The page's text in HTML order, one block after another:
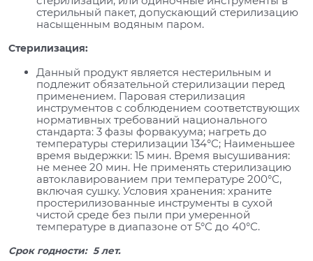
стерильный пакет, допускающий стерилизацию
насыщенным водяным паром.
Стерилизация:
Данный продукт является нестерильным и
подлежит обязательной стерилизации перед
применением. Паровая стерилизация
инструментов с соблюдением соответствующих
нормативных требований национального
стандарта: 3 фазы форвакуума; нагреть до
температуры стерилизации 134°С; Наименьшее
время выдержки: 15 мин. Время высушивания:
не менее 20 мин. Не применять стерилизацию
автоклавированием при температуре 200°С,
включая сушку. Условия хранения: храните
простерилизованные инструменты в сухой
чистой среде без пыли при умеренной
температуре в диапазоне от 5°С до 40°С.
Срок годности: 5 лет.